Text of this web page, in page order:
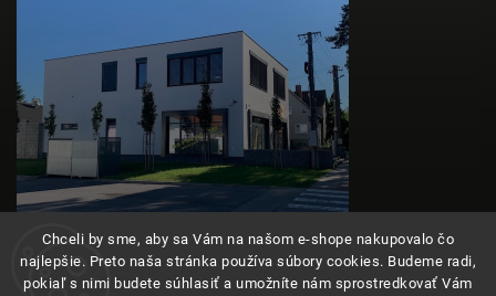
Chceli by sme, aby sa Vám na našom e-shope nakupovalo čo
najlepšie. Preto naša stránka používa súbory cookies. Budeme radi,
pokiaľ s nimi budete súhlasiť a umožníte nám sprostredkovať Vám